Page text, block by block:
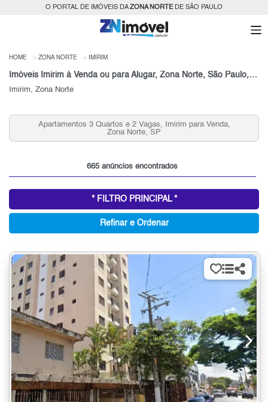
O PORTAL DE IMÓVEIS DAZONA NORTEDE SÃO PAULO
HOME ZONA NORTE IMIRIM
Imóveis Imirim à Venda ou para Alugar, Zona Norte, São Paulo, SP
Imirim, Zona Norte
Casas 3 Quartos no Imirim para Venda, Zona Norte, SP
665 anúncios encontrados
* FILTRO PRINCIPAL *
Refinar e Ordenar